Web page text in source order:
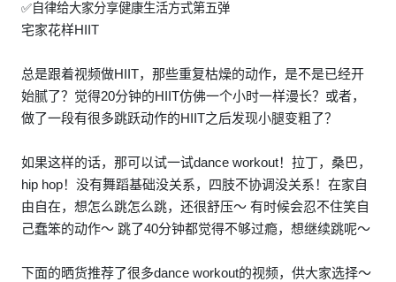
✅自律给大家分享健康生活方式第五弹
宅家花样HIIT
总是跟着视频做HIIT，那些重复枯燥的动作，是不是已经开
始腻了？觉得20分钟的HIIT仿佛一个小时一样漫长？或者，
做了一段有很多跳跃动作的HIIT之后发现小腿变粗了？
如果这样的话，那可以试一试dance workout！拉丁，桑巴，
hip hop！没有舞蹈基础没关系，四肢不协调没关系！在家自
由自在，想怎么跳怎么跳，还很舒压～ 有时候会忍不住笑自
己蠢笨的动作～ 跳了40分钟都觉得不够过瘾，想继续跳呢～
下面的晒货推荐了很多dance workout的视频，供大家选择～